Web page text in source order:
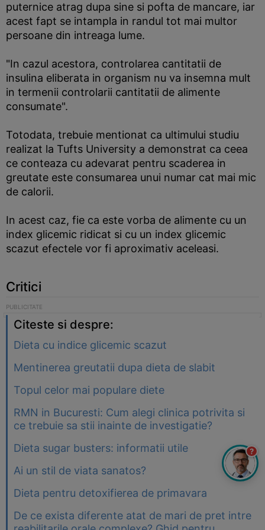
puternice atrag dupa sine si pofta de mancare, iar
acest fapt se intampla in randul tot mai multor
persoane din intreaga lume.
"In cazul acestora, controlarea cantitatii de
insulina eliberata in organism nu va insemna mult
in termenii controlarii cantitatii de alimente
consumate".
Totodata, trebuie mentionat ca ultimului studiu
realizat la Tufts University a demonstrat ca ceea
ce conteaza cu adevarat pentru scaderea in
greutate este consumarea unui numar cat mai mic
de calorii.
In acest caz, fie ca este vorba de alimente cu un
index glicemic ridicat si cu un index glicemic
scazut efectele vor fi aproximativ aceleasi.
Critici
Citeste si despre:
Dieta cu indice glicemic scazut
Mentinerea greutatii dupa dieta de slabit
Topul celor mai populare diete
RMN in Bucuresti: Cum alegi clinica potrivita si
ce trebuie sa stii inainte de investigatie?
Dieta sugar busters: informatii utile
Ai un stil de viata sanatos?
Dieta pentru detoxifierea de primavara
De ce exista diferente atat de mari de pret intre
?